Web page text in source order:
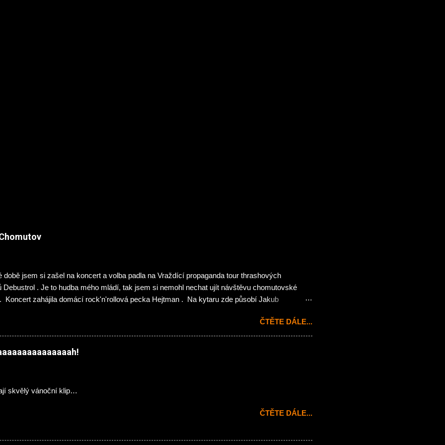
době jsem si zašel na koncert a volba padla na Vraždící propaganda tour thrashových
Debustrol . Je to hudba mého mládí, tak jsem si nemohl nechat ujít návštěvu chomutovské
Koncert zahájila domácí rock'n'rollová pecka Hejtman . Na kytaru zde působí Jakub
i v našlapané kapele InVeins . Abych klukům udělal menší neplacenou propagaci tak
působí bývalý členové dnes již pohřbených Victims - kytaristé Broňa a Standa, basák
pak Tomáš Hospodka. Třetího listopadu se poprvé představí veřejnosti na pódiu v
music klubu. Hudba Hejtman a je divoká jízda podobná s trochou nadsázky a
očima ostravským divochům Malignant Tumour v dobrém slova smyslu 😉 Jasně
ČTĚTE DÁLE...
skvělý vánoční klip…
ČTĚTE DÁLE...